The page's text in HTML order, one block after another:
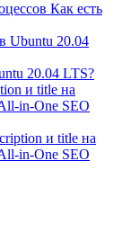
Как есть
Ubuntu 20.04
20.04 LTS?
и title на
in-One SEO
и title на
in-One SEO